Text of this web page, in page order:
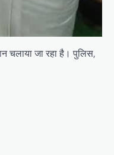
चलाया जा रहा है। पुलिस,